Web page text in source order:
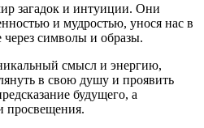
загадок и интуиции. Они
и мудростью, унося нас в
через символы и образы.
смысл и энергию,
в свою душу и проявить
будущего, а
просвещения.